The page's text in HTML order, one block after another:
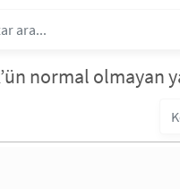
normal olmayan